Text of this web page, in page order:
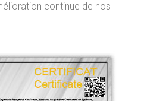
continue de nos